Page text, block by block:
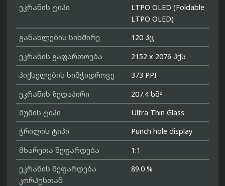
ეკრანის ტიპი
LTPO OLED (Foldable
LTPO OLED)
განახლების სიხშირე
120 ჰც
ეკრანის გაფართოება
2152 x 2076 პქს
პიქსელების სიმჭიდროვე
373 PPI
ეკრანის ზედაპირი
207.4 სმ²
შუშის ტიპი
Ultra Thin Glass
ჭრილის ტიპი
Punch hole display
მხარეთა შეფარდება
1:1
ეკრანის შეფარდება
კორპუსთან
89.0 %